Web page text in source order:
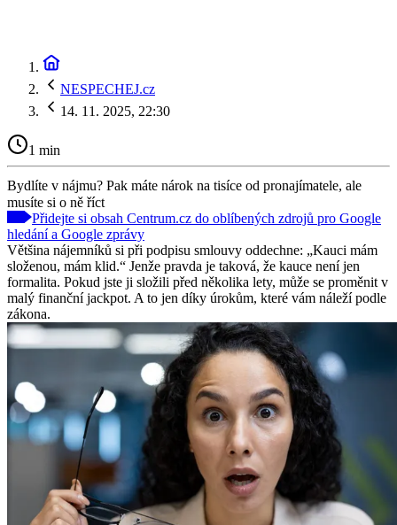
NESPECHEJ.cz
14. 11. 2025, 22:30
1 min
Bydlíte v nájmu? Pak máte nárok na tisíce od pronajímatele, ale
musíte si o ně říct
Přidejte si obsah Centrum.cz do oblíbených zdrojů pro Google
hledání a Google zprávy
Většina nájemníků si při podpisu smlouvy oddechne: „Kauci mám
složenou, mám klid.“ Jenže pravda je taková, že kauce není jen
formalita. Pokud jste ji složili před několika lety, může se proměnit v
malý finanční jackpot. A to jen díky úrokům, které vám náleží podle
zákona.